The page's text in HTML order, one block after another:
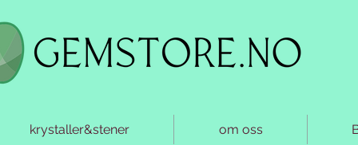
krystaller&stener om oss